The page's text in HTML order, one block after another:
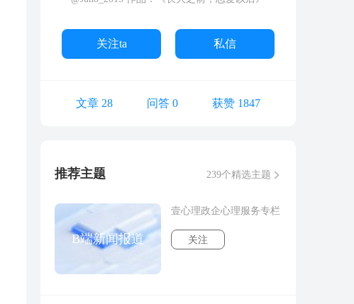
关注ta 私信
文章 28 问答 0 获赞 1847
推荐主题 239个精选主题
B端新闻报道
壹心理政企心理服务专栏
关注